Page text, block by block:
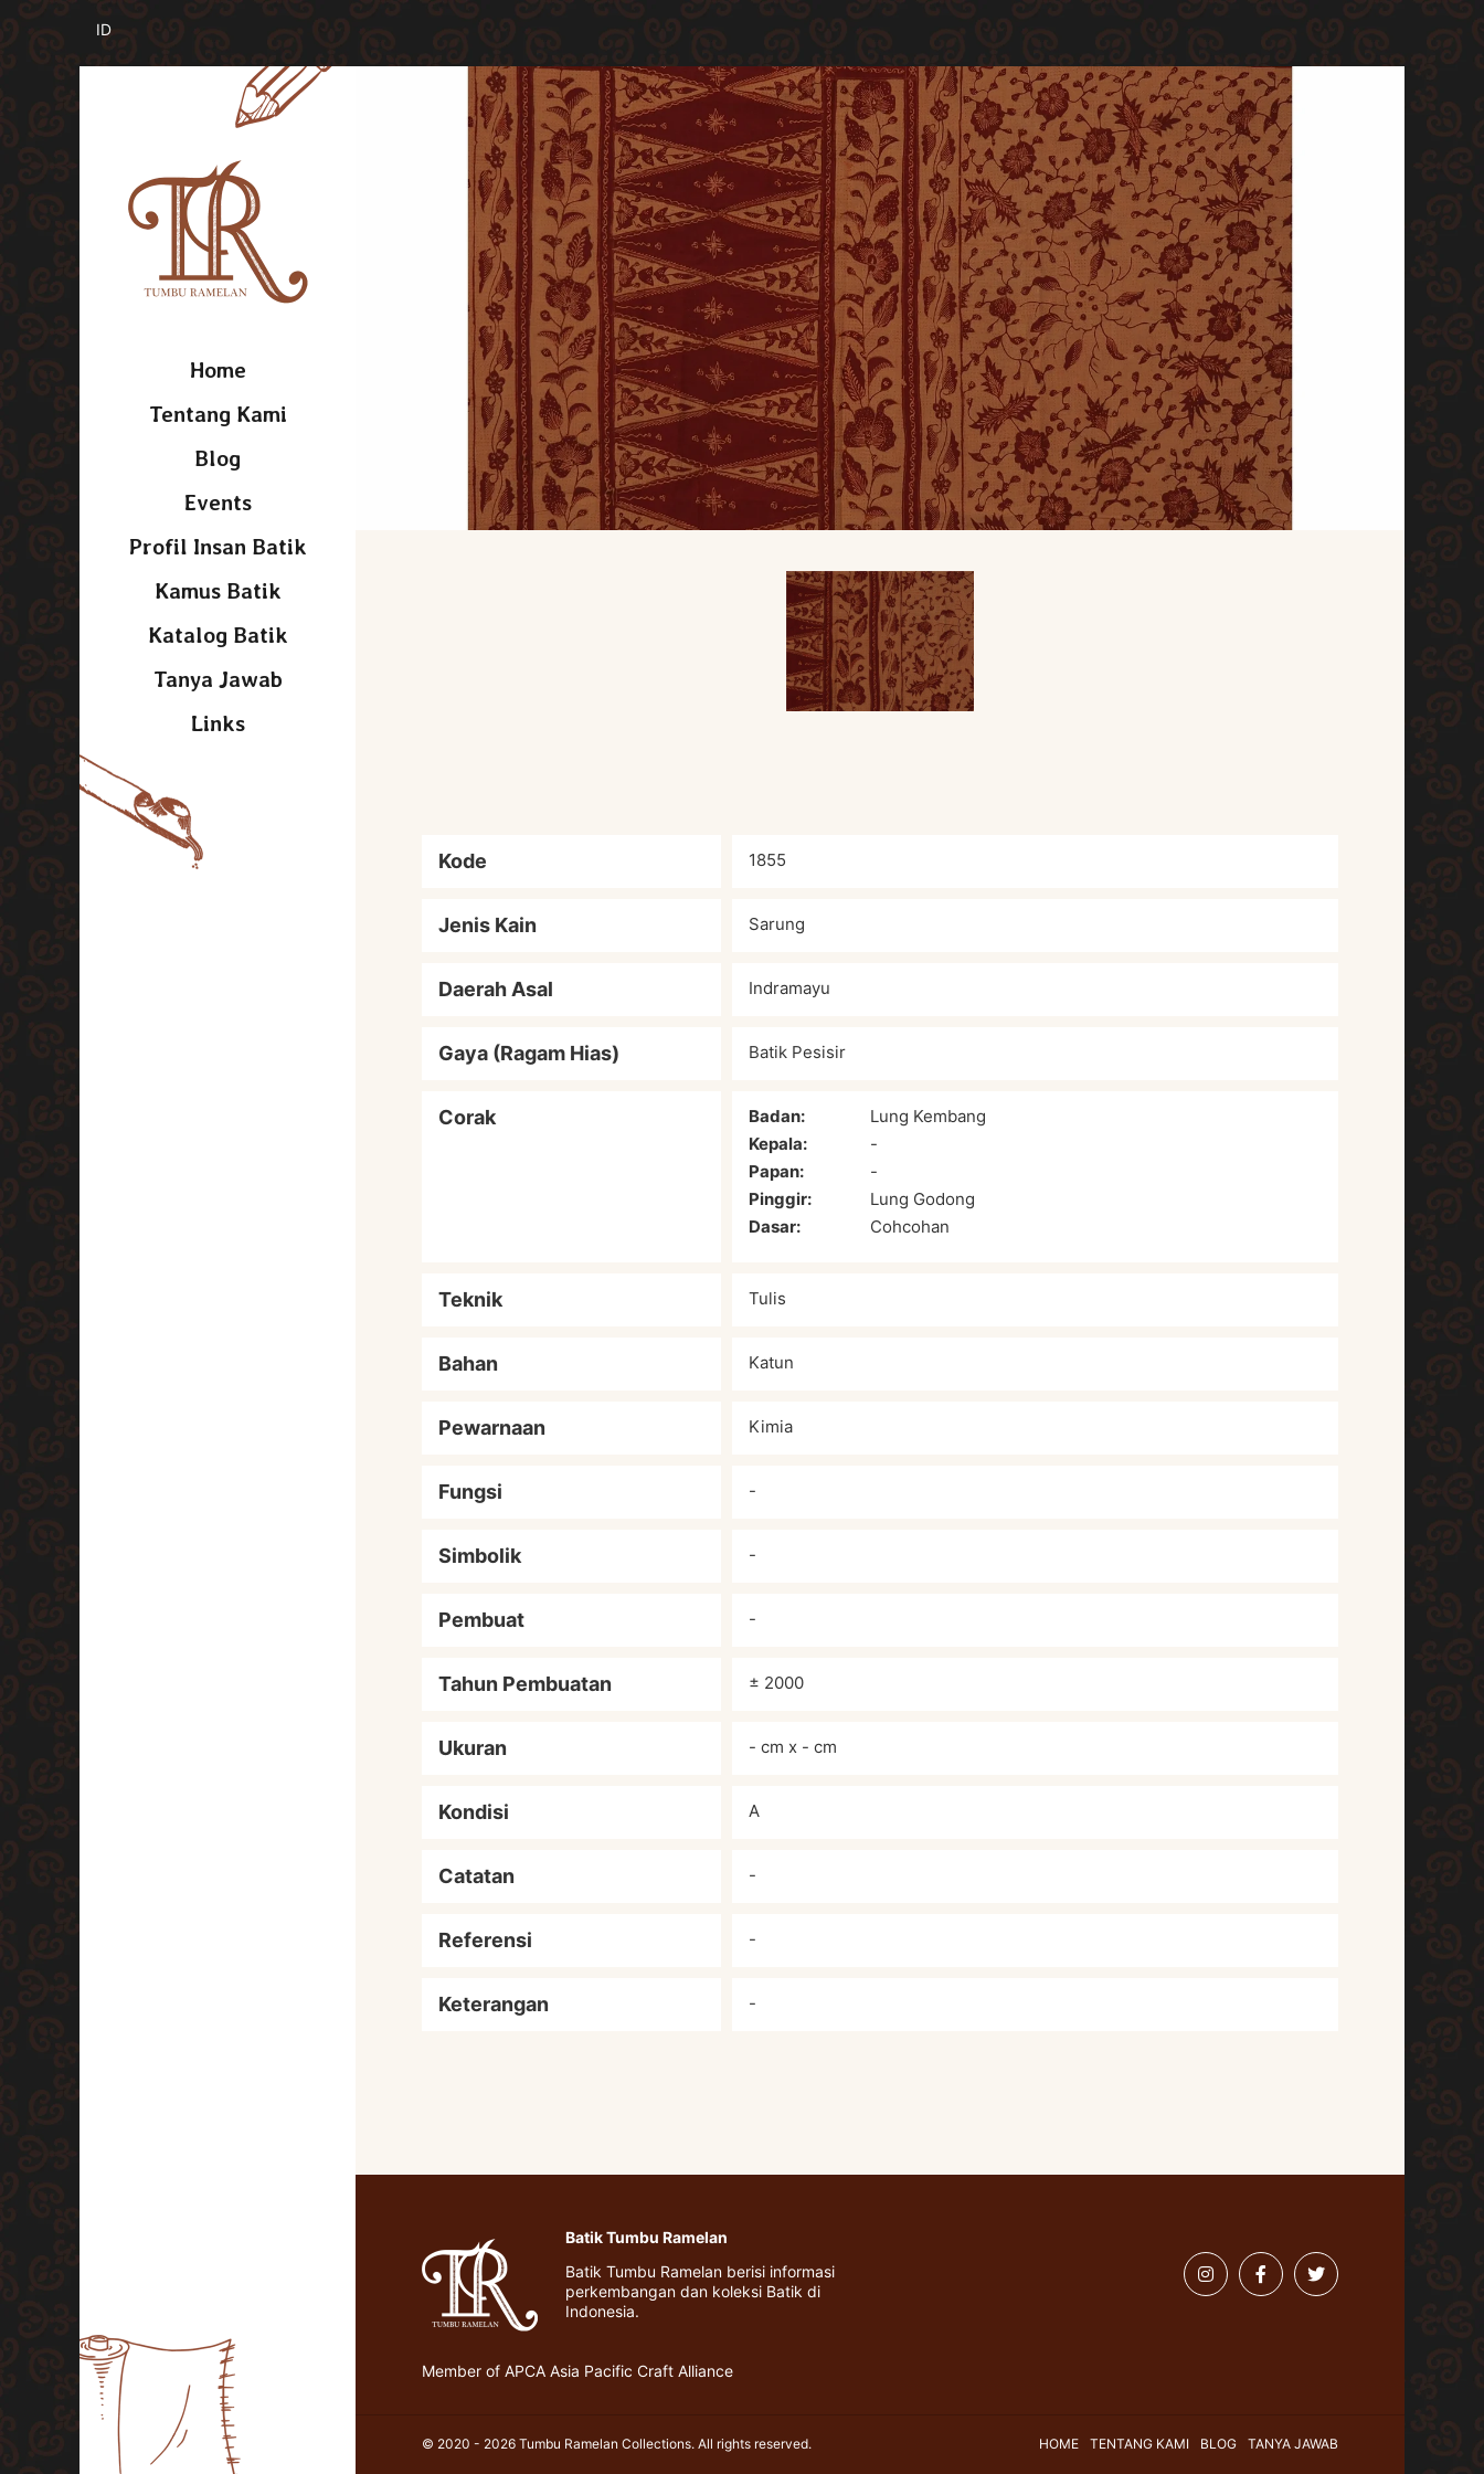
Home
Tentang Kami
Blog
Events
Profil Insan Batik
Kamus Batik
Katalog Batik
Tanya Jawab
Links
Kode 1855
Jenis Kain Sarung
Daerah Asal Indramayu
Gaya (Ragam Hias) Batik Pesisir
Corak Badan:
Lung Kembang
Kepala:
-
Papan:
-
Pinggir:
Lung Godong
Dasar:
Cohcohan
Teknik Tulis
Bahan Katun
Pewarnaan Kimia
Fungsi -
Simbolik -
Pembuat -
Tahun Pembuatan ± 2000
Ukuran - cm x - cm
Kondisi A
Catatan -
Referensi -
Keterangan -
Batik Tumbu Ramelan
Batik Tumbu Ramelan berisi informasi
perkembangan dan koleksi Batik di
Indonesia.
Member of APCA Asia Pacific Craft Alliance
© 2020 - 2026 Tumbu Ramelan Collections. All rights reserved. HOME TENTANG KAMI BLOG TANYA JAWAB